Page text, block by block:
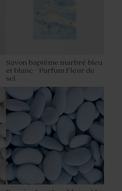
Savon baptême marbré bleu
et blanc - Parfum Fleur de
sel